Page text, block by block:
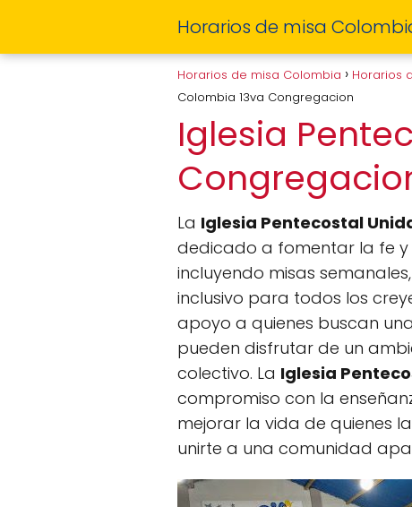
Horarios de misa
Horarios de misa Colombia Horarios
Colombia 13va Congregacion
Iglesia
La Iglesia Pentecostal
dedicado a fomentar la fe y
incluyendo misas
inclusivo para todos los
apoyo a quienes buscan
pueden disfrutar de un
colectivo. La Iglesia
compromiso con la
mejorar la vida de quienes
unirte a una comunidad